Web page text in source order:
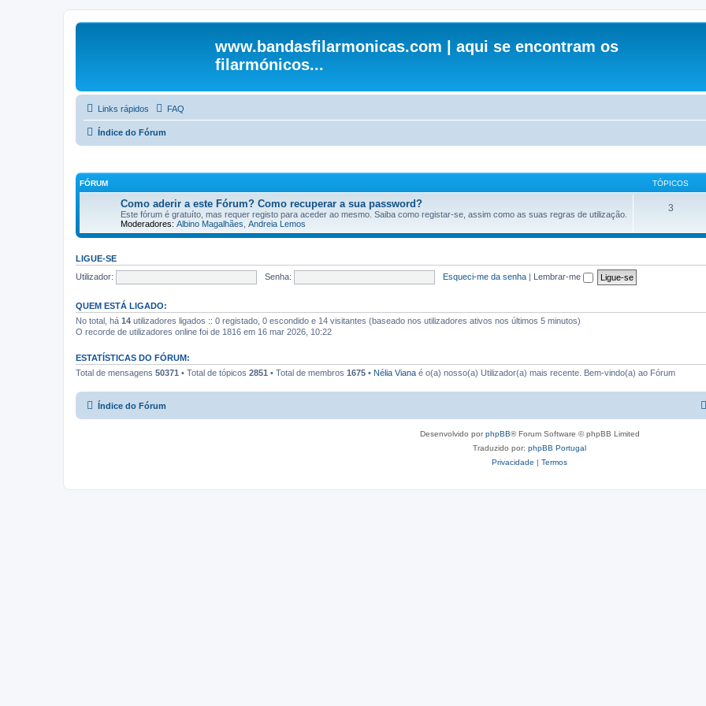
www.bandasfilarmonicas.com | aqui se encontram os
filarmónicos...
Links rápidos FAQ
Índice do Fórum
FÓRUM TÓPICOS
Como aderir a este Fórum? Como recuperar a sua password?
Este fórum é gratuíto, mas requer registo para aceder ao mesmo. Saiba como registar-se, assim como as suas regras de utilização.
Moderadores: Albino Magalhães Andreia Lemos
3
LIGUE-SE
Utilizador:
Senha: Esqueci-me da senha | Lembrar-me
QUEM ESTÁ LIGADO:
No total, há 14 utilizadores ligados :: 0 registado, 0 escondido e 14 visitantes (baseado nos utilizadores ativos nos últimos 5 minutos)
O recorde de utilizadores online foi de 1816 em 16 mar 2026, 10:22
ESTATÍSTICAS DO FÓRUM:
Total de mensagens 50371 • Total de tópicos 2851 • Total de membros 1675 • Nélia Viana é o(a) nosso(a) Utilizador(a) mais recente. Bem-vindo(a) ao Fórum
Índice do Fórum
Desenvolvido porphpBB® Forum Software © phpBB Limited
Traduzido por: phpBB Portugal
Privacidade | Termos